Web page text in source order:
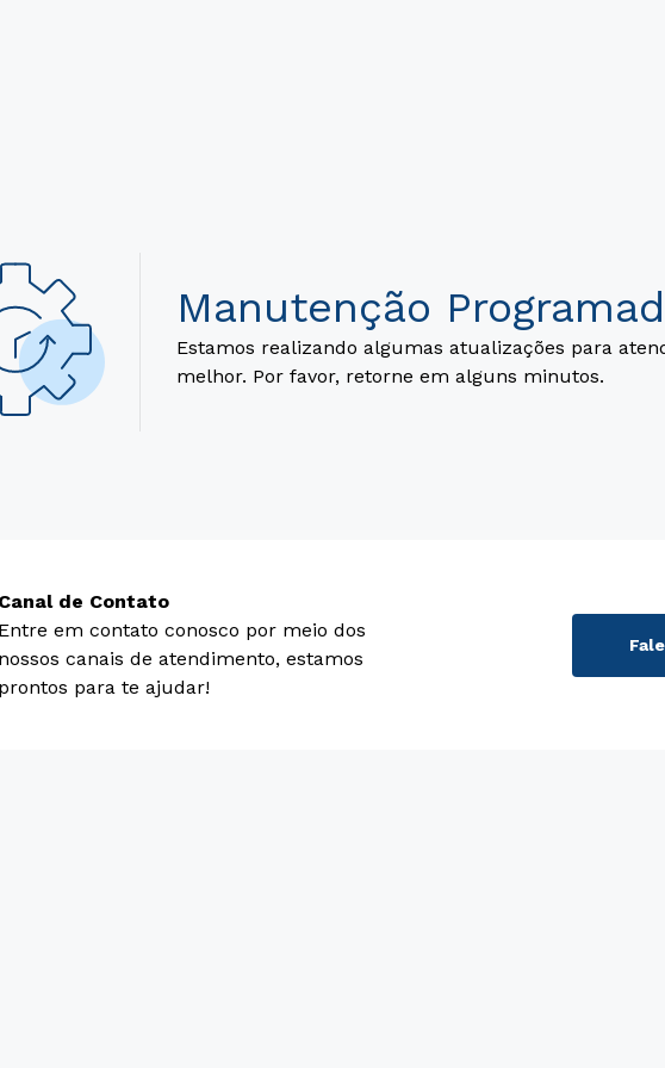
Manutenção
Estamos realizando algumas atualizações para
melhor. Por favor, retorne em alguns minutos.
Canal de Contato
Entre em contato conosco por meio dos
nossos canais de atendimento, estamos
prontos para te ajudar!